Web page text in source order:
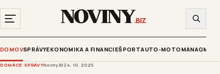
NOVINY.BIZ
DOMOVSPRÁVYEKONOMIKA A FINANCIEŠPORTAUTO-MOTO
DOMÁCE SPRÁVYNovny.BIZ4. 10. 2025